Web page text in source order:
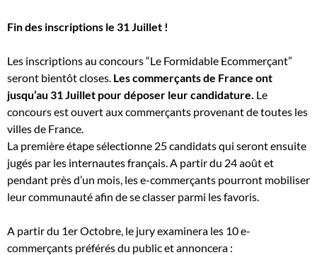
Fin des inscriptions le 31 Juillet !
Les inscriptions au concours “Le Formidable Ecommerçant”
seront bientôt closes. Les commerçants de France ont
jusqu’au 31 Juillet pour déposer leur candidature. Le
concours est ouvert aux commerçants provenant de toutes les
villes de France.
La première étape sélectionne 25 candidats qui seront ensuite
jugés par les internautes français. A partir du 24 août et
pendant près d’un mois, les e-commerçants pourront mobiliser
leur communauté afin de se classer parmi les favoris.
A partir du 1er Octobre, le jury examinera les 10 e-
commerçants préférés du public et annoncera :